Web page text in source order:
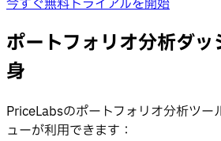
今すぐ無料トライアルを開始
ポートフォリオ分析ダ
身
PriceLabsのポートフォリオ分析ツー
ューが利用できます：